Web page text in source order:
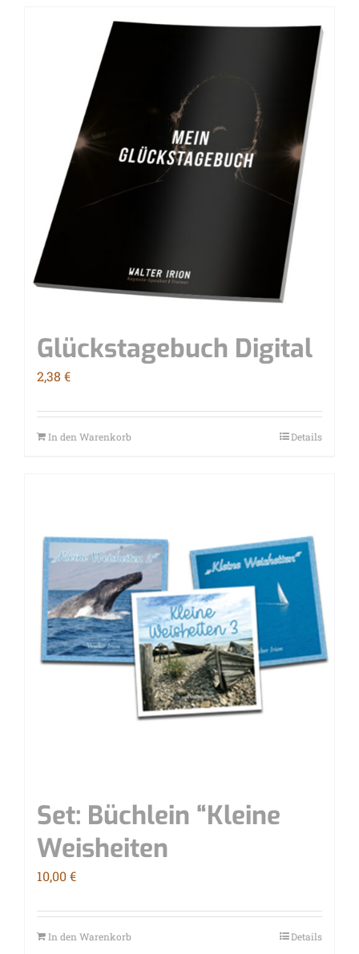
Glücks­ta­ge­buch Digital
2,38 €
In den Warenkorb Details
Set: Büch­lein “Klei­ne
Weisheiten
10,00€
In den Warenkorb Details